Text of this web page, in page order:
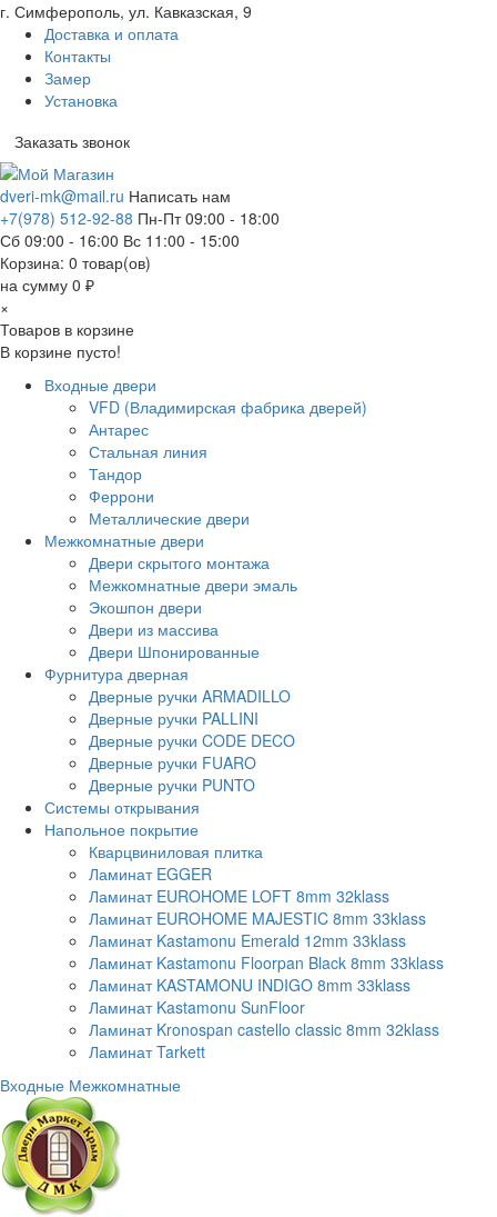
г. Симферополь, ул. Кавказская, 9
Доставка и оплата
Контакты
Замер
Установка
Заказать звонок
dveri-mk@mail.ru Написать нам
+7(978) 512-92-88 Пн-Пт 09:00 - 18:00
Сб 09:00 - 16:00 Вс 11:00 - 15:00
Корзина: 0 товар(ов)
на сумму 0 ₽
×
Товаров в корзине
В корзине пусто!
Входные двери
VFD (Владимирская фабрика дверей)
Антарес
Стальная линия
Тандор
Феррони
Металлические двери
Межкомнатные двери
Двери скрытого монтажа
Межкомнатные двери эмаль
Экошпон двери
Двери из массива
Двери Шпонированные
Фурнитура дверная
Дверные ручки ARMADILLO
Дверные ручки PALLINI
Дверные ручки CODE DECO
Дверные ручки FUARO
Дверные ручки PUNTO
Системы открывания
Напольное покрытие
Кварцвиниловая плитка
Ламинат EGGER
Ламинат EUROHOME LOFT 8mm 32klass
Ламинат EUROHOME MAJESTIC 8mm 33klass
Ламинат Kastamonu Emerald 12mm 33klass
Ламинат Kastamonu Floorpan Black 8mm 33klass
Ламинат KASTAMONU INDIGO 8mm 33klass
Ламинат Kastamonu SunFloor
Ламинат Kronospan castello classic 8mm 32klass
Ламинат Tarkett
Входные Межкомнатные